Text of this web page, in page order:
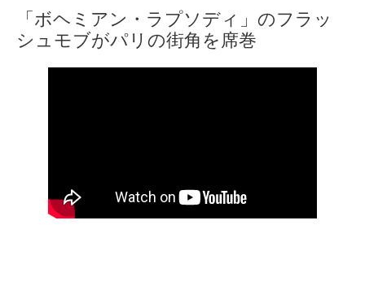
「ボヘミアン・ラプソディ」のフラッ
シュモブがパリの街角を席巻